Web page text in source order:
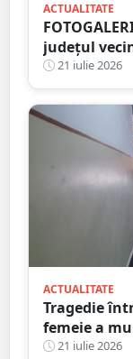
ACTUALITATE
județul
cu mașina în
21 iulie 2026
ACTUALITATE
Tragedie
femeie a
al patrulea
21 iulie 2026